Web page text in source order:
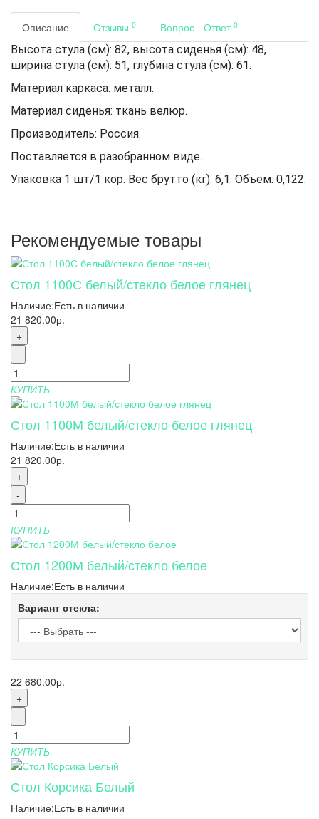
Описание Отзывы 0 Вопрос - Ответ 0
Высота стула (см): 82, высота сиденья (см): 48,
ширина стула (см): 51, глубина стула (см): 61.
Материал каркаса: металл.
Материал сиденья: ткань велюр.
Производитель: Россия.
Поставляется в разобранном виде.
Упаковка 1 шт/1 кор. Вес брутто (кг): 6,1. Объем: 0,122.
Рекомендуемые товары
Стол 1100С белый/стекло белое глянец
Наличие:Есть в наличии
21 820.00р.
+
-
КУПИТЬ
Стол 1100М белый/стекло белое глянец
Наличие:Есть в наличии
21 820.00р.
+
-
КУПИТЬ
Стол 1200М белый/стекло белое
Наличие:Есть в наличии
Вариант стекла:
22 680.00р.
+
-
КУПИТЬ
Стол Корсика Белый
Наличие:Есть в наличии